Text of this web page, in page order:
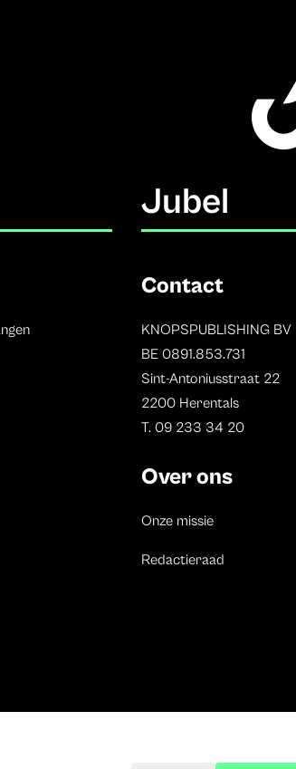
Jubel
Contact
KNOPSPUBLISHING BV
BE 0891.853.731
Sint-Antoniusstraat 22
2200 Herentals
T. 09 233 34 20
Over ons
Onze missie
Redactieraad